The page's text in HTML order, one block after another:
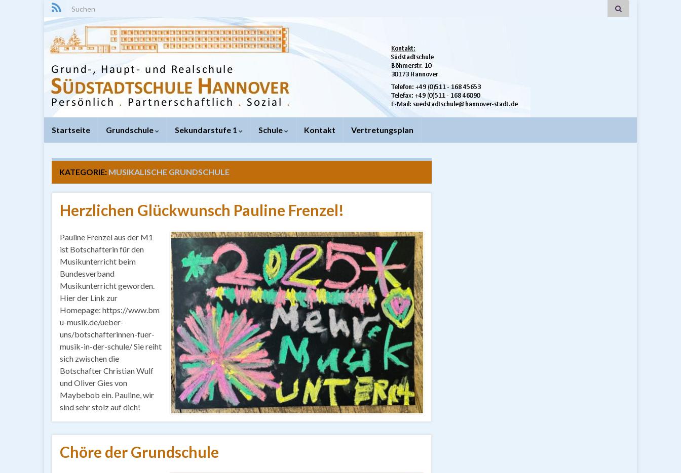
Search for:
Startseite Grundschule Sekundarstufe 1 Schule Kontakt Vertretungsplan
KATEGORIE: MUSIKALISCHE GRUNDSCHULE
Herzlichen Glückwunsch Pauline Frenzel!
Pauline Frenzel aus der M1
ist Botschafterin für den
Musikunterricht beim
Bundesverband
Musikunterricht geworden.
Hier der Link zur
Homepage: https://www.bm
u-musik.de/ueber-
uns/botschafterinnen-fuer-
musik-in-der-schule/ Sie reiht
sich zwischen die
Botschafter Christian Wulf
und Oliver Gies von
Maybebob ein. Pauline, wir
sind sehr stolz auf dich!
Chöre der Grundschule